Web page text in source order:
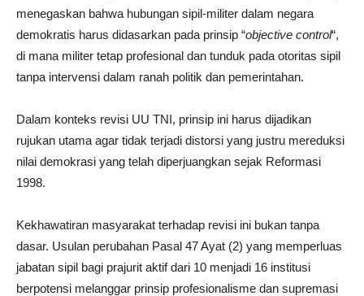
menegaskan bahwa hubungan sipil-militer dalam negara
demokratis harus didasarkan pada prinsip “objective control“,
di mana militer tetap profesional dan tunduk pada otoritas sipil
tanpa intervensi dalam ranah politik dan pemerintahan.
Dalam konteks revisi UU TNI, prinsip ini harus dijadikan
rujukan utama agar tidak terjadi distorsi yang justru mereduksi
nilai demokrasi yang telah diperjuangkan sejak Reformasi
1998.
Kekhawatiran masyarakat terhadap revisi ini bukan tanpa
dasar. Usulan perubahan Pasal 47 Ayat (2) yang memperluas
jabatan sipil bagi prajurit aktif dari 10 menjadi 16 institusi
berpotensi melanggar prinsip profesionalisme dan supremasi